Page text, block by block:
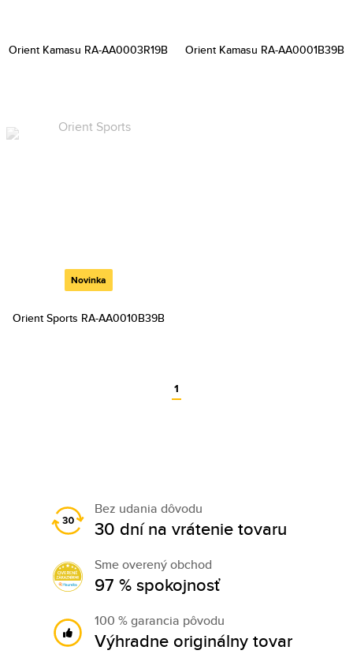
Orient Kamasu RA-AA0003R19B Orient Kamasu RA-AA0001B39B
Novinka
Orient Sports RA-AA0010B39B
1
Bez udania dôvodu
30 dní na vrátenie tovaru
Sme overený obchod
97 % spokojnosť
100 % garancia pôvodu
Výhradne originálny tovar